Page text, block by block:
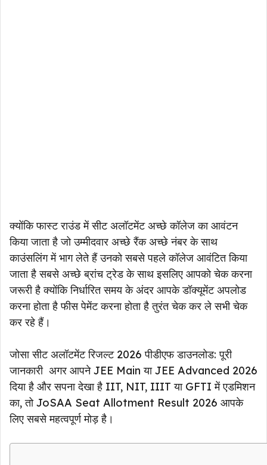
क्योंकि फास्ट राउंड में सीट अलॉटमेंट अच्छे कॉलेज का आवंटन
किया जाता है जो उम्मीदवार अच्छे रैंक अच्छे नंबर के साथ
काउंसलिंग में भाग लेते हैं उनको सबसे पहले कॉलेज आवंटित किया
जाता है सबसे अच्छे ब्रांच ट्रेड के साथ इसलिए आपको चेक करना
जरूरी है क्योंकि निर्धारित समय के अंदर आपके डॉक्यूमेंट अपलोड
करना होता है फीस पेमेंट करना होता है तुरंत चेक कर ले सभी चेक
कर रहे हैं।
जोसा सीट अलॉटमेंट रिजल्ट 2026 पीडीएफ डाउनलोड: पूरी
जानकारी अगर आपने JEE Main या JEE Advanced 2026
दिया है और सपना देखा है IIT, NIT, IIIT या GFTI में एडमिशन
का, तो JoSAA Seat Allotment Result 2026 आपके
लिए सबसे महत्वपूर्ण मोड़ है।